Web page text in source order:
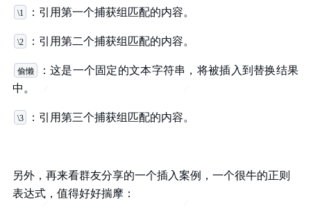
\1 ：引用第一个捕获组匹配的内容。
\2 ：引用第二个捕获组匹配的内容。
偷懒
：这是一个固定的文本字符串，将被插入到替换结果
中。
\3 ：引用第三个捕获组匹配的内容。
另外，再来看群友分享的一个插入案例，一个很牛的正则
表达式，值得好好揣摩：